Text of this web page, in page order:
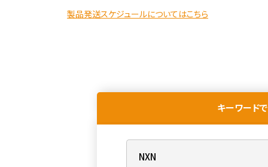
製品発送スケジュールについてはこちら
キーワード